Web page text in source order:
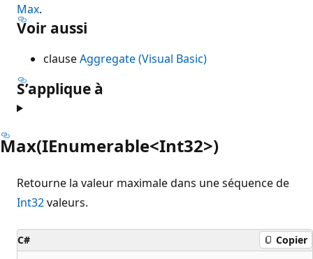
Max.
Voir aussi
clauseAggregate (Visual Basic)
S’applique à
Max(IEnumerable<Int32>)
Retourne la valeur maximale dans une séquence de
Int32valeurs.
C# Copier